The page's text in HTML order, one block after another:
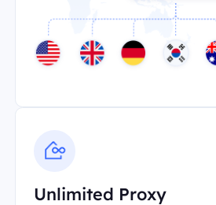
Unlimited Proxy